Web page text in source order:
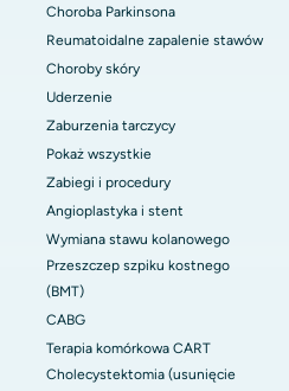
Choroba Parkinsona
Reumatoidalne zapalenie stawów
Choroby skóry
Uderzenie
Zaburzenia tarczycy
Pokaż wszystkie
Zabiegi i procedury
Angioplastyka i stent
Wymiana stawu kolanowego
Przeszczep szpiku kostnego
(BMT)
CABG
Terapia komórkowa CART
Cholecystektomia (usunięcie